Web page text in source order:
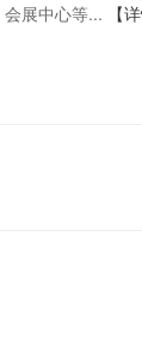
会展中心等...
【